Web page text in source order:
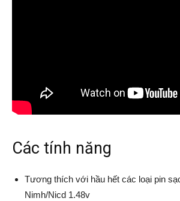
Các tính năng
Tương thích với hầu hết các loại pin
Nimh/Nicd 1.48v